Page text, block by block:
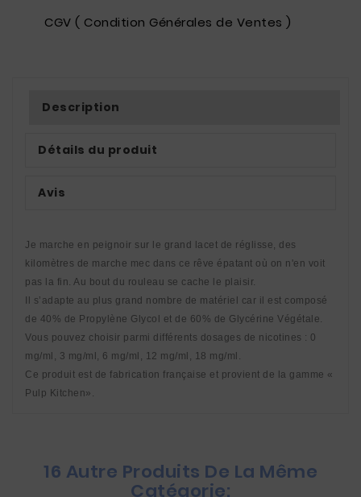
CGV ( Condition Générales de Ventes )
Description
Détails du produit
Avis
Je marche en peignoir sur le grand lacet de réglisse, des
kilomètres de marche mec dans ce rêve épatant où on n'en voit
pas la fin. Au bout du rouleau se cache le plaisir.
Il s’adapte au plus grand nombre de matériel car il est composé
de 40% de Propylène Glycol et de 60% de Glycérine Végétale.
Vous pouvez choisir parmi différents dosages de nicotines : 0
mg/ml, 3 mg/ml, 6 mg/ml, 12 mg/ml, 18 mg/ml.
Ce produit est de fabrication française et provient de la gamme «
Pulp Kitchen».
16 Autre Produits De La Même
Catégorie: